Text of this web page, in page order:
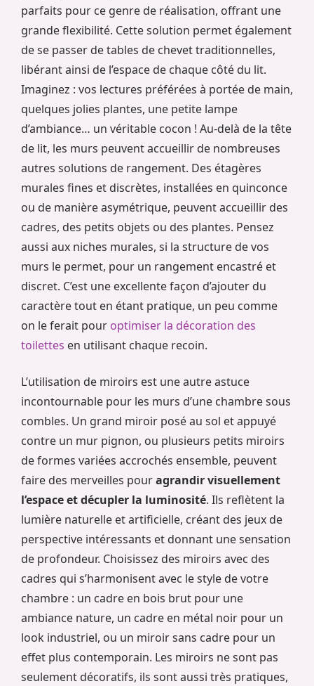
parfaits pour ce genre de réalisation, offrant une
grande flexibilité. Cette solution permet également
de se passer de tables de chevet traditionnelles,
libérant ainsi de l’espace de chaque côté du lit.
Imaginez : vos lectures préférées à portée de main,
quelques jolies plantes, une petite lampe
d’ambiance… un véritable cocon ! Au-delà de la tête
de lit, les murs peuvent accueillir de nombreuses
autres solutions de rangement. Des étagères
murales fines et discrètes, installées en quinconce
ou de manière asymétrique, peuvent accueillir des
cadres, des petits objets ou des plantes. Pensez
aussi aux niches murales, si la structure de vos
murs le permet, pour un rangement encastré et
discret. C’est une excellente façon d’ajouter du
caractère tout en étant pratique, un peu comme
on le ferait pour optimiser la décoration des
toilettes en utilisant chaque recoin.
L’utilisation de miroirs est une autre astuce
incontournable pour les murs d’une chambre sous
combles. Un grand miroir posé au sol et appuyé
contre un mur pignon, ou plusieurs petits miroirs
de formes variées accrochés ensemble, peuvent
faire des merveilles pouragrandir visuellement
l’espace et décupler la luminosité. Ils reflètent la
lumière naturelle et artificielle, créant des jeux de
perspective intéressants et donnant une sensation
de profondeur. Choisissez des miroirs avec des
cadres qui s’harmonisent avec le style de votre
chambre : un cadre en bois brut pour une
ambiance nature, un cadre en métal noir pour un
look industriel, ou un miroir sans cadre pour un
effet plus contemporain. Les miroirs ne sont pas
seulement décoratifs, ils sont aussi très pratiques,